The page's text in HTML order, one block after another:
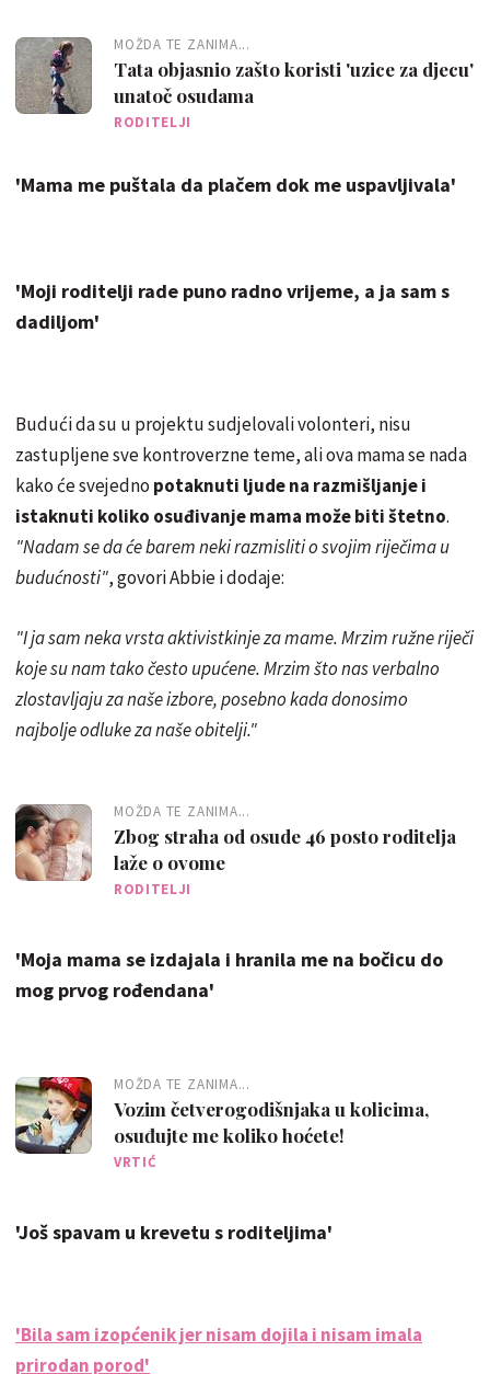
MOŽDA TE ZANIMA...
Tata objasnio zašto koristi 'uzice za djecu'
unatoč osudama
RODITELJI
'Mama me puštala da plačem dok me uspavljivala'
'Moji roditelji rade puno radno vrijeme, a ja sam s
dadiljom'
Budući da su u projektu sudjelovali volonteri, nisu
zastupljene sve kontroverzne teme, ali ova mama se nada
kako će svejedno potaknuti ljude na razmišljanje i
istaknuti koliko osuđivanje mama može biti štetno.
"Nadam se da će barem neki razmisliti o svojim riječima u
budućnosti", govori Abbie i dodaje:
"I ja sam neka vrsta aktivistkinje za mame. Mrzim ružne riječi
koje su nam tako često upućene. Mrzim što nas verbalno
zlostavljaju za naše izbore, posebno kada donosimo
najbolje odluke za naše obitelji."
MOŽDA TE ZANIMA...
Zbog straha od osude 46 posto roditelja
laže o ovome
RODITELJI
'Moja mama se izdajala i hranila me na bočicu do
mog prvog rođendana'
MOŽDA TE ZANIMA...
Vozim četverogodišnjaka u kolicima,
osuđujte me koliko hoćete!
VRTIĆ
'Još spavam u krevetu s roditeljima'
'Bila sam izopćenik jer nisam dojila i nisam imala
prirodan porod'